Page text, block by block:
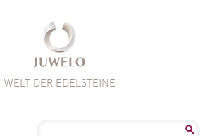
WELT DER EDELSTEINE